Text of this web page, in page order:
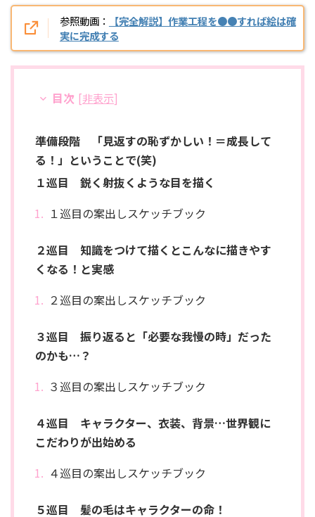
参照動画：
【完全解説】作業工程を●●すれば絵は確
実に完成する
目次 [非表示]
準備段階 「見返すの恥ずかしい！＝成長して
る！」ということで(笑)
１巡目 鋭く射抜くような目を描く
１巡目の案出しスケッチブック
２巡目 知識をつけて描くとこんなに描きやす
くなる！と実感
２巡目の案出しスケッチブック
３巡目 振り返ると「必要な我慢の時」だった
のかも…？
３巡目の案出しスケッチブック
４巡目 キャラクター、衣装、背景…世界観に
こだわりが出始める
４巡目の案出しスケッチブック
５巡目 髪の毛はキャラクターの命！